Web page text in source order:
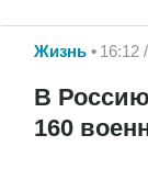
Жизнь 16:12
В
160